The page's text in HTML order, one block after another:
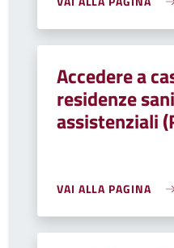
Accedere a
residenze
assistenziali
VAI ALLA PAGINA